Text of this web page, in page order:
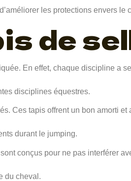
les protections envers le
de
En effet, chaque discipline a
disciplines équestres.
Ces tapis offrent un bon amorti et
durant le jumping.
conçus pour ne pas interférer
du cheval.